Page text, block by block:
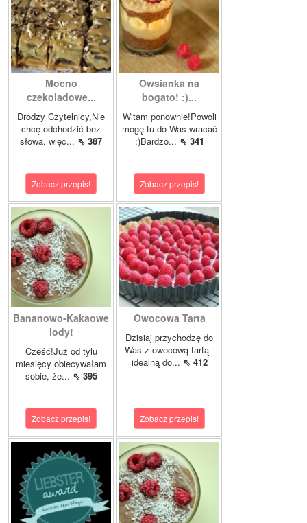
Mocno
czekoladowe...
Drodzy Czytelnicy,Nie
chcę odchodzić bez
słowa, więc... ⇖ 387
Zobacz przepis!
Owsianka na
bogato! :)...
Witam ponownie!Powoli
mogę tu do Was wracać
:)Bardzo... ⇖ 341
Zobacz przepis!
Bananowo-Kakaowe
lody!
Cześć!Już od tylu
miesięcy obiecywałam
sobie, że... ⇖ 395
Zobacz przepis!
Owocowa Tarta
Dzisiaj przychodzę do
Was z owocową tartą -
idealną do... ⇖ 412
Zobacz przepis!